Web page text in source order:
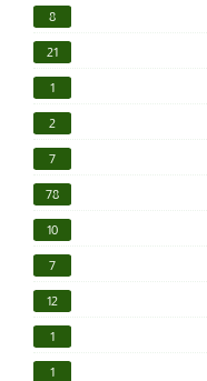
8
21
1
2
7
78
10
7
12
1
1